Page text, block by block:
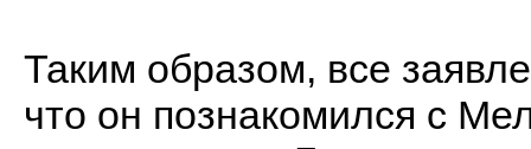
Таким образом, все
что он познакомился с